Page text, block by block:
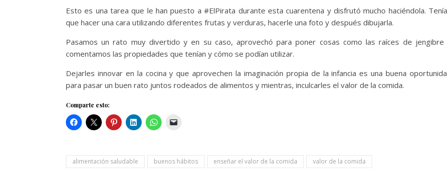
Esto es una tarea que le han puesto a #ElPirata durante esta cuarentena y disfrutó mucho haciéndola.
que hacer una cara utilizando diferentes frutas y verduras, hacerle una foto y después dibujarla.
Pasamos un rato muy divertido y en su caso, aprovechó para poner cosas como las raíces de jengibre
comentamos las propiedades que tenían y cómo se podían utilizar.
Dejarles innovar en la cocina y que aprovechen la imaginación propia de la infancia es una buena
para pasar un buen rato juntos rodeados de alimentos y mientras, inculcarles el valor de la comida.
Comparte esto:
alimentación saludable buenos hábitos enseñar el valor de la comida valor de la comida